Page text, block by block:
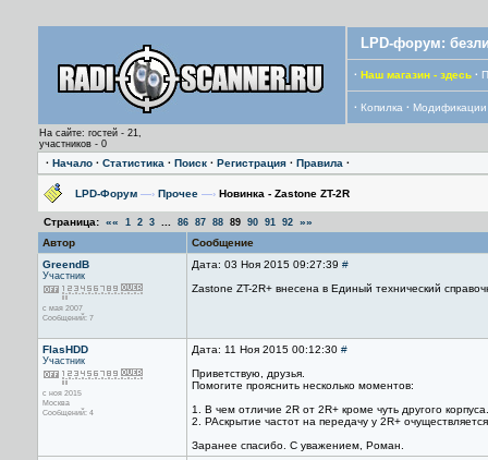
LPD-форум:
· Наш магазин - здесь ·
· Копилка · Модификации
На сайте: гостей - 21,
участников - 0
· Начало · Статистика · Поиск · Регистрация · Правила ·
LPD-Форум —› Прочее —› Новинка - Zastone ZT-2R
Страница: «« 1 2 3 86 87 88 89 90 91 92 »»
Автор
Сообщение
GreendB
Участник
с мая 2007
Сообщений: 7
Дата: 03 Ноя 2015 09:27:39 #
Zastone ZT-2R+ внесена в Единый технический
FlasHDD
Участник
с ноя 2015
Москва
Сообщений: 4
Дата: 11 Ноя 2015 00:12:30 #
Приветствую, друзья.
Помогите прояснить несколько моментов:
1. В чем отличие 2R от 2R+ кроме чуть другого корпуса.
2. РАскрытие частот на передачу у 2R+
Заранее спасибо. С уважением, Роман.